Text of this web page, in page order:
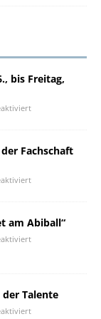
bis Freitag,
Fachschaft
am Abiball“
Talente